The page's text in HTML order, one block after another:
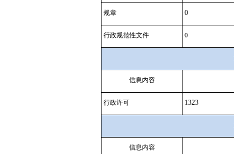
规章 0
行政规范性文件 0
信息内容
行政许可 1323
信息内容